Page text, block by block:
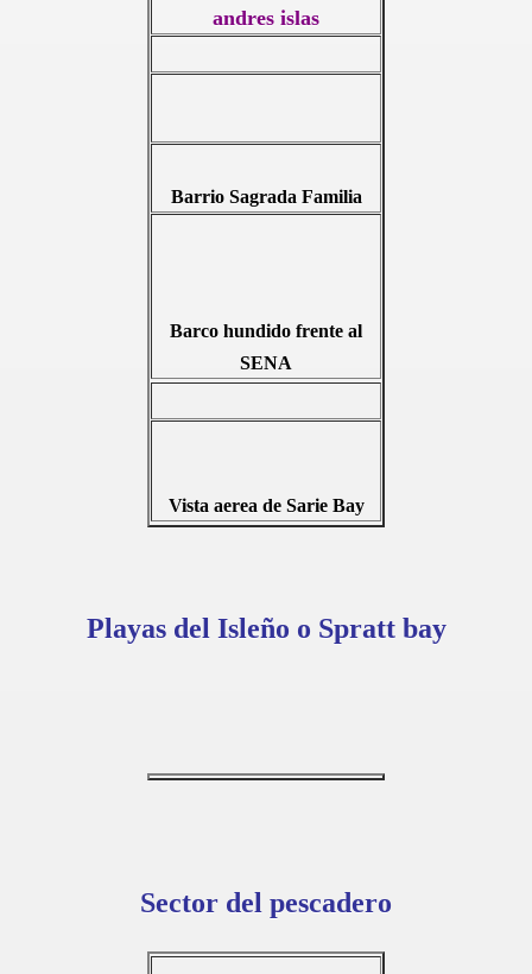
andres islas
Barrio Sagrada Familia
Barco hundido frente al
SENA
Vista aerea de Sarie Bay
Playas del Isleño o Spratt bay
Sector del pescadero